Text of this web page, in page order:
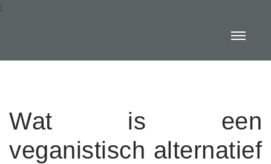
:
Wat is een
veganistisch alternatief